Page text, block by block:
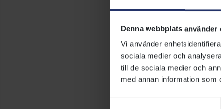
Denna webbplats använder
Vi använder
sociala medier och
till de sociala medier och
med annan information som